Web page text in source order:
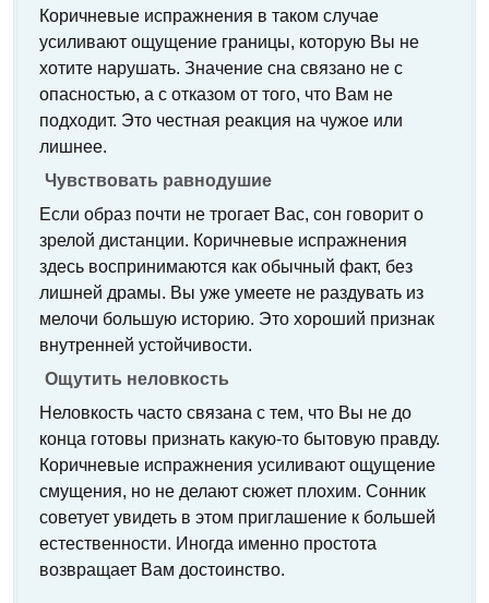
Коричневые испражнения в таком случае
усиливают ощущение границы, которую Вы не
хотите нарушать. Значение сна связано не с
опасностью, а с отказом от того, что Вам не
подходит. Это честная реакция на чужое или
лишнее.
Чувствовать равнодушие
Если образ почти не трогает Вас, сон говорит о
зрелой дистанции. Коричневые испражнения
здесь воспринимаются как обычный факт, без
лишней драмы. Вы уже умеете не раздувать из
мелочи большую историю. Это хороший признак
внутренней устойчивости.
Ощутить неловкость
Неловкость часто связана с тем, что Вы не до
конца готовы признать какую-то бытовую правду.
Коричневые испражнения усиливают ощущение
смущения, но не делают сюжет плохим. Сонник
советует увидеть в этом приглашение к большей
естественности. Иногда именно простота
возвращает Вам достоинство.